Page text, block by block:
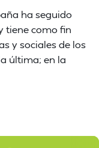
ha seguido
tiene como fin
y sociales de los
última; en la